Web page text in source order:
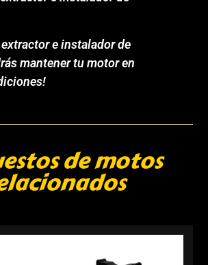
extractor e instalador de
mantener tu motor en
de motos